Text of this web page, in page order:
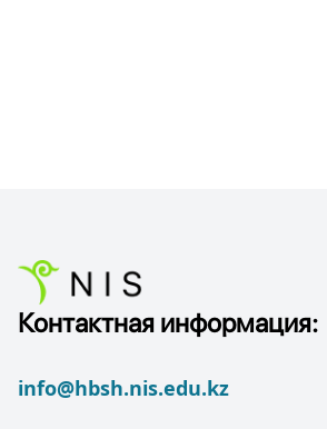
Контактная информация:
info@hbsh.nis.edu.kz